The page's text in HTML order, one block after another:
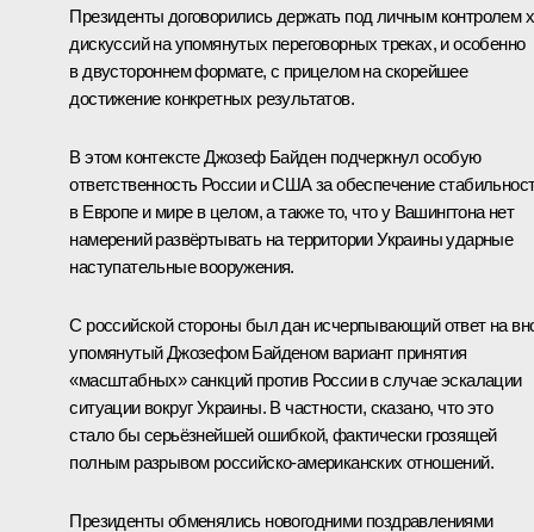
Президенты договорились держать под личным контролем
дискуссий на упомянутых переговорных треках, и особенно
в двустороннем формате, с прицелом на скорейшее
достижение конкретных результатов.
В этом контекстеДжозеф Байденподчеркнул особую
ответственность России и США за обеспечение
в Европе и мире в целом, а также то, что у Вашингтона нет
намерений развёртывать на территории Украины ударные
наступательные вооружения.
С российской стороны был дан исчерпывающий ответ на
упомянутый Джозефом Байденом вариант принятия
«масштабных» санкций против России в случае эскалации
ситуации вокруг Украины. В частности, сказано, что это
стало бы серьёзнейшей ошибкой, фактически грозящей
полным разрывом российско-американских отношений.
Президенты обменялись новогодними поздравлениями